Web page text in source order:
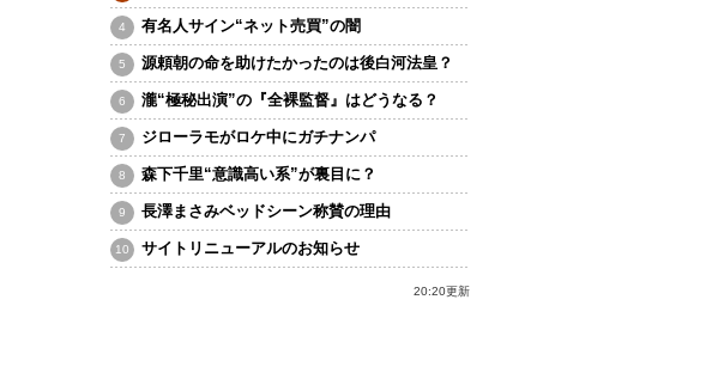
有名人サイン“ネット売買”の闇
源頼朝の命を助けたかったのは後白河法皇？
瀧“極秘出演”の『全裸監督』はどうなる？
ジローラモがロケ中にガチナンパ
森下千里“意識高い系”が裏目に？
長澤まさみベッドシーン称賛の理由
サイトリニューアルのお知らせ
20:20更新